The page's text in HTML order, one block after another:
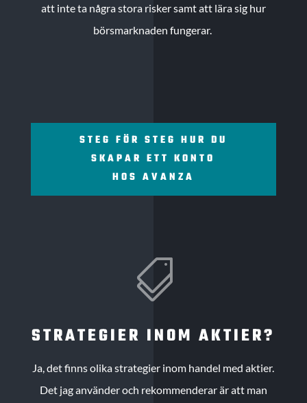
att inte ta några stora risker samt att lära sig hur
börsmarknaden fungerar.
STEG FÖR STEG HUR DU
SKAPAR ETT KONTO
HOS AVANZA

STRATEGIER INOM AKTIER?
Ja, det finns olika strategier inom handel med aktier.
Det jag använder och rekommenderar är att man